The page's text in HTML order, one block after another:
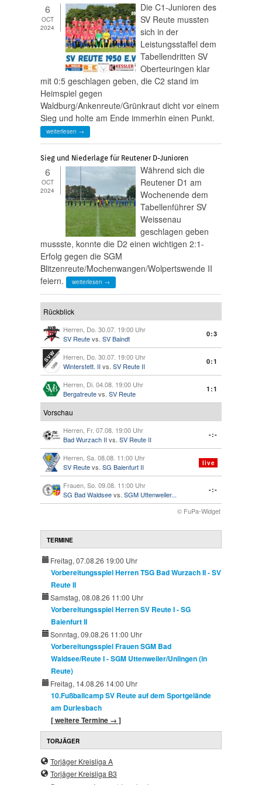
6
OCT
2024
Die C1-Junioren des
SV Reute mussten
sich in der
Leistungsstaffel dem
Tabellendritten SV
Oberteuringen klar
mit 0:5 geschlagen geben, die C2 stand im
Heimspiel gegen
Waldburg/Ankenreute/Grünkraut dicht vor einem
Sieg und holte am Ende immerhin einen Punkt.
weiterlesen →
Sieg und Niederlage für Reutener D-Junioren
6
OCT
2024
Während sich die
Reutener D1 am
Wochenende dem
Tabellenführer SV
Weissenau
geschlagen geben
mussste, konnte die D2 einen wichtigen 2:1-
Erfolg gegen die SGM
Blitzenreute/Mochenwangen/Wolpertswende II
feiern.
weiterlesen →
Rückblick
Herren, Do. 30.07. 19:00 Uhr
SV Reutevs. SV Baindt
0:3
Herren, Do. 30.07. 19:00 Uhr
Winterstett. IIvs. SV Reute II
0:1
Herren, Di. 04.08. 19:00 Uhr
Bergatreutevs. SV Reute
1:1
Vorschau
Herren, Fr. 07.08. 19:00 Uhr
Bad Wurzach IIvs. SV Reute II
-:-
Herren, Sa. 08.08. 11:00 Uhr
SV Reutevs. SG Baienfurt II live
Frauen, So. 09.08. 11:00 Uhr
SG Bad Waldseevs. SGM Uttenweiler...
-:-
© FuPa-Widget
TERMINE
Freitag, 07.08.26 19:00 Uhr
Vorbereitungsspiel Herren TSG Bad Wurzach II - SV
Reute II
Samstag, 08.08.26 11:00 Uhr
Vorbereitungsspiel Herren SV Reute I - SG
Baienfurt II
Sonntag, 09.08.26 11:00 Uhr
Vorbereitungsspiel Frauen SGM Bad
Waldsee/Reute I - SGM Uttenweiler/Unlingen (in
Reute)
Freitag, 14.08.26 14:00 Uhr
10.Fußballcamp SV Reute auf dem Sportgelände
am Durlesbach
[ weitere Termine → ]
TORJÄGER
Torjäger Kreisliga A
Torjäger Kreisliga B3